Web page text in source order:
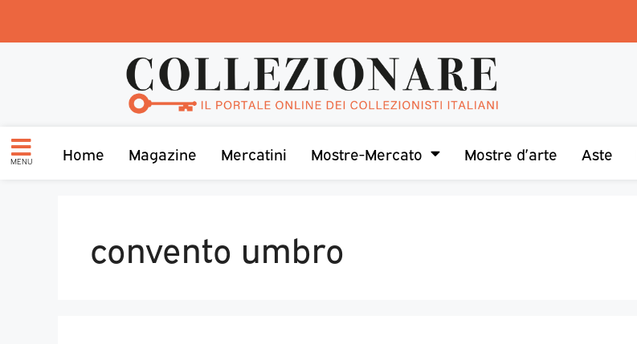
MENU Home Magazine Mercatini Mostre-Mercato Mostre d’arte Aste
convento umbro